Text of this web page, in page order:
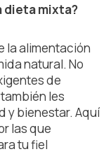
dieta mixta?
la alimentación
natural. No
de
les
y bienestar. Aquí
las que
tu fiel